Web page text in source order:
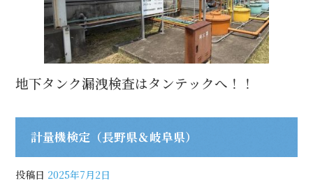
地下タンク漏洩検査はタンテックへ！！
計量機検定（長野県＆岐阜県）
投稿日 2025年7月2日